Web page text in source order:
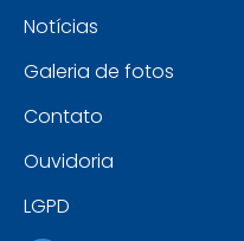
Notícias
Galeria de fotos
Contato
Ouvidoria
LGPD